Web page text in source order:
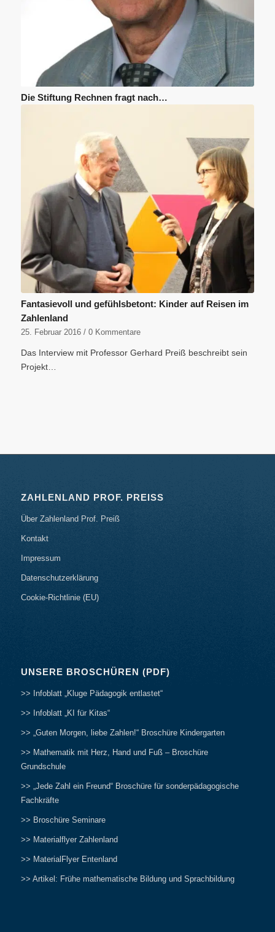
Die Stiftung Rechnen fragt nach…
Fantasievoll und gefühlsbetont: Kinder auf Reisen im
Zahlenland
25. Februar 2016 / 0 Kommentare
Das Interview mit Professor Gerhard Preiß beschreibt sein
Projekt…
ZAHLENLAND PROF. PREISS
Über Zahlenland Prof. Preiß
Kontakt
Impressum
Datenschutzerklärung
Cookie-Richtlinie (EU)
UNSERE BROSCHÜREN (PDF)
>> Infoblatt „Kluge Pädagogik entlastet“
>> Infoblatt „KI für Kitas“
>> „Guten Morgen, liebe Zahlen!“ Broschüre Kindergarten
>> Mathematik mit Herz, Hand und Fuß – Broschüre
Grundschule
>> „Jede Zahl ein Freund“ Broschüre für sonderpädagogische
Fachkräfte
>> Broschüre Seminare
>> Materialflyer Zahlenland
>> MaterialFlyer Entenland
>> Artikel: Frühe mathematische Bildung und Sprachbildung